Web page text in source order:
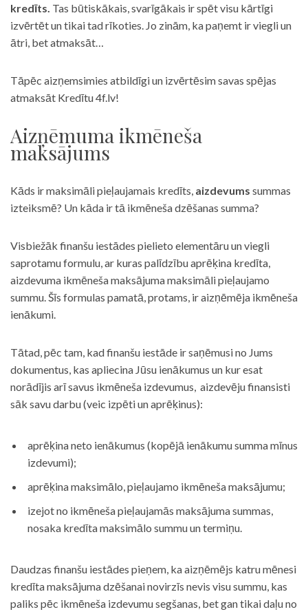
kredīts. Tas būtiskākais, svarīgākais ir spēt visu kārtīgi
izvērtēt un tikai tad rīkoties. Jo zinām, ka paņemt ir viegli un
ātri, bet atmaksāt…
Tāpēc aizņemsimies atbildīgi un izvērtēsim savas spējas
atmaksāt Kredītu 4f.lv!
Aizņēmuma ikmēneša
maksājums
Kāds ir maksimāli pieļaujamais kredīts, aizdevums summas
izteiksmē? Un kāda ir tā ikmēneša dzēšanas summa?
Visbiežāk finanšu iestādes pielieto elementāru un viegli
saprotamu formulu, ar kuras palīdzību aprēķina kredīta,
aizdevuma ikmēneša maksājuma maksimāli pieļaujamo
summu. Šīs formulas pamatā, protams, ir aizņēmēja ikmēneša
ienākumi.
Tātad, pēc tam, kad finanšu iestāde ir saņēmusi no Jums
dokumentus, kas apliecina Jūsu ienākumus un kur esat
norādījis arī savus ikmēneša izdevumus, aizdevēju finansisti
sāk savu darbu (veic izpēti un aprēķinus):
aprēķina neto ienākumus (kopējā ienākumu summa mīnus
izdevumi);
aprēķina maksimālo, pieļaujamo ikmēneša maksājumu;
izejot no ikmēneša pieļaujamās maksājuma summas,
nosaka kredīta maksimālo summu un termiņu.
Daudzas finanšu iestādes pieņem, ka aizņēmējs katru mēnesi
kredīta maksājuma dzēšanai novirzīs nevis visu summu, kas
paliks pēc ikmēneša izdevumu segšanas, bet gan tikai daļu no